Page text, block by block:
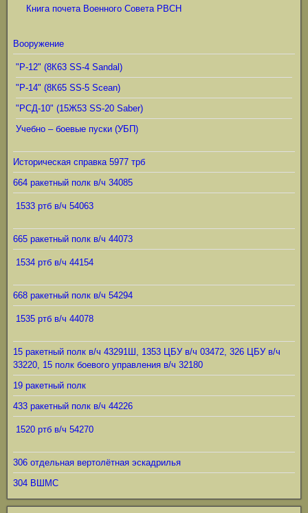
Книга почета Военного Совета РВСН
Вооружение
"Р-12" (8К63 SS-4 Sandal)
"Р-14" (8К65 SS-5 Scean)
"РСД-10" (15Ж53 SS-20 Saber)
Учебно – боевые пуски (УБП)
Историческая справка 5977 трб
664 ракетный полк в/ч 34085
1533 ртб в/ч 54063
665 ракетный полк в/ч 44073
1534 ртб в/ч 44154
668 ракетный полк в/ч 54294
1535 ртб в/ч 44078
15 ракетный полк в/ч 43291Ш, 1353 ЦБУ в/ч 03472, 326 ЦБУ в/ч
33220, 15 полк боевого управления в/ч 32180
19 ракетный полк
433 ракетный полк в/ч 44226
1520 ртб в/ч 54270
306 отдельная вертолётная эскадрилья
304 ВШМС